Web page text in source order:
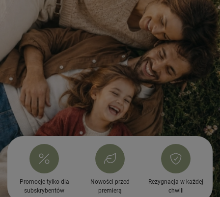
Promocje tylko dla
subskrybentów
Nowości przed
premierą
Rezygnacja w każdej
chwili